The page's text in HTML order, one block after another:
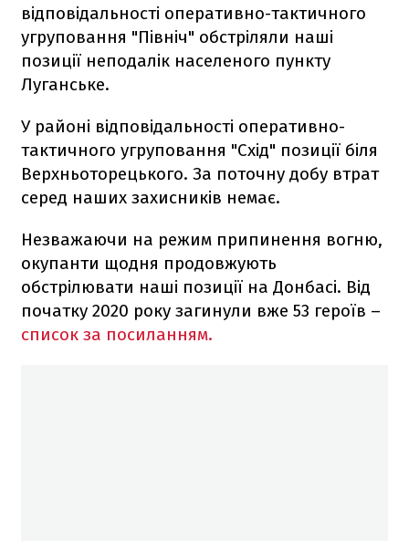
відповідальності оперативно-тактичного
угруповання "Північ" обстріляли наші
позиції неподалік населеного пункту
Луганське.
У районі відповідальності оперативно-
тактичного угруповання "Схід" позиції біля
Верхньоторецького. За поточну добу втрат
серед наших захисників немає.
Незважаючи на режим припинення вогню,
окупанти щодня продовжують
обстрілювати наші позиції на Донбасі. Від
початку 2020 року загинули вже 53 героїв –
список за посиланням.